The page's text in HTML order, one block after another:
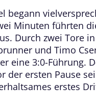
begann
Minuten führten
Durch zwei Tore
und Timo
eine 3:0-Führung.
der ersten Pause
erstes